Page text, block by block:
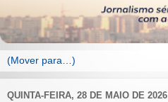
QUINTA-FEIRA, 28 DE MAIO DE 2026